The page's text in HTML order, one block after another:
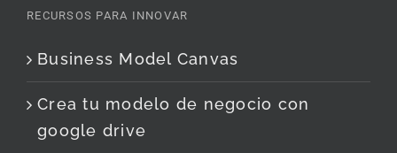
RECURSOS PARA INNOVAR
Business Model Canvas
Crea tu modelo de negocio con
google drive